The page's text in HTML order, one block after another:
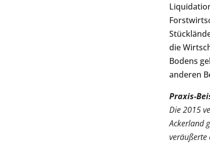
die
Bodens
anderen
Praxis-
Die 2015
Ackerland
veräußerte